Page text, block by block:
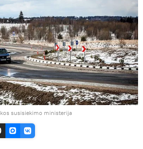
susisiekimo ministerija